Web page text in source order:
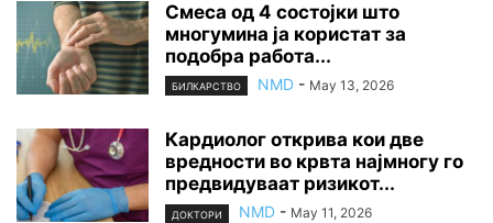
Смеса од 4 состојки што
многумина ја користат за
подобра работа...
БИЛКАРСТВО NMD - May 13, 2026
Кардиолог открива кои две
вредности во крвта најмногу го
предвидуваат ризикот...
ДОКТОРИ NMD - May 11, 2026